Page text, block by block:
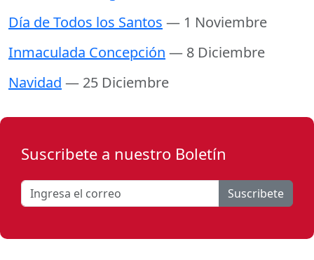
Día de Todos los Santos — 1 Noviembre
Inmaculada Concepción — 8 Diciembre
Navidad — 25 Diciembre
Suscribete a nuestro Boletín
Suscribete